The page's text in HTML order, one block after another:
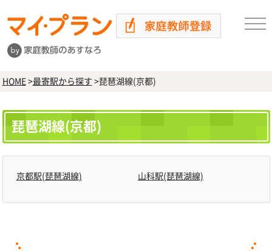
HOME>最寄駅から探す >琵琶湖線(京都)
琵琶湖線(京都)
京都駅(琵琶湖線) 山科駅(琵琶湖線)